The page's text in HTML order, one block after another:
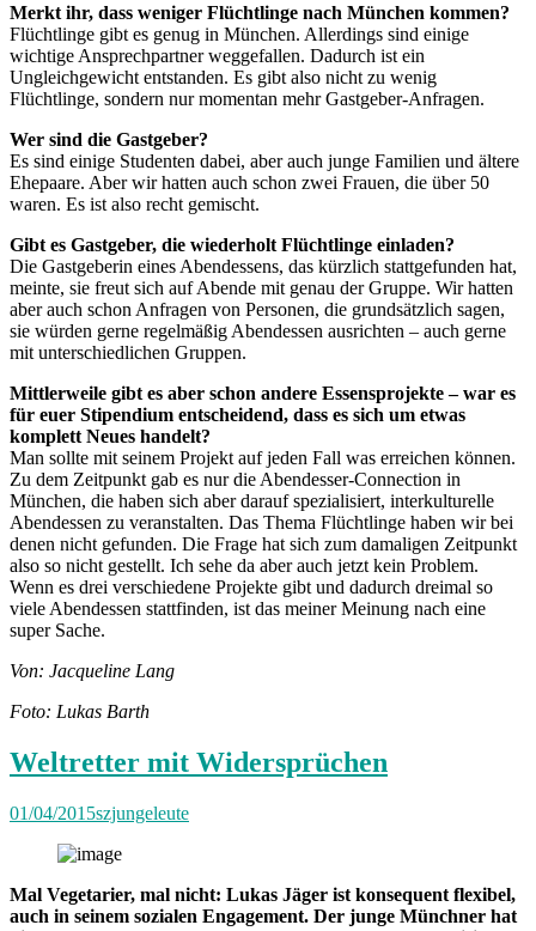
Merkt ihr, dass weniger Flüchtlinge nach München kommen?
Flüchtlinge gibt es genug in München. Allerdings sind einige
wichtige Ansprechpartner weggefallen. Dadurch ist ein
Ungleichgewicht entstanden. Es gibt also nicht zu wenig
Flüchtlinge, sondern nur momentan mehr Gastgeber-Anfragen.
Wer sind die Gastgeber?
Es sind einige Studenten dabei, aber auch junge Familien und ältere
Ehepaare. Aber wir hatten auch schon zwei Frauen, die über 50
waren. Es ist also recht gemischt.
Gibt es Gastgeber, die wiederholt Flüchtlinge einladen?
Die Gastgeberin eines Abendessens, das kürzlich stattgefunden hat,
meinte, sie freut sich auf Abende mit genau der Gruppe. Wir hatten
aber auch schon Anfragen von Personen, die grundsätzlich sagen,
sie würden gerne regelmäßig Abendessen ausrichten – auch gerne
mit unterschiedlichen Gruppen.
Mittlerweile gibt es aber schon andere Essensprojekte – war es
für euer Stipendium entscheidend, dass es sich um etwas
komplett Neues handelt?
Man sollte mit seinem Projekt auf jeden Fall was erreichen können.
Zu dem Zeitpunkt gab es nur die Abendesser-Connection in
München, die haben sich aber darauf spezialisiert, interkulturelle
Abendessen zu veranstalten. Das Thema Flüchtlinge haben wir bei
denen nicht gefunden. Die Frage hat sich zum damaligen Zeitpunkt
also so nicht gestellt. Ich sehe da aber auch jetzt kein Problem.
Wenn es drei verschiedene Projekte gibt und dadurch dreimal so
viele Abendessen stattfinden, ist das meiner Meinung nach eine
super Sache.
Von: Jacqueline Lang
Foto: Lukas Barth
Weltretter mit Widersprüchen
01/04/2015szjungeleute
Mal Vegetarier, mal nicht: Lukas Jäger ist konsequent flexibel,
auch in seinem sozialen Engagement. Der junge Münchner hat